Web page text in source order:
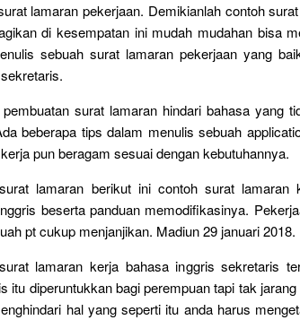
lamaran pekerjaan. Demikianlah contoh
di kesempatan ini mudah mudahan bisa
sebuah surat lamaran pekerjaan yang
pembuatan surat lamaran hindari bahasa yang
beberapa tips dalam menulis sebuah
pun beragam sesuai dengan kebutuhannya.
lamaran berikut ini contoh surat lamaran
beserta panduan memodifikasinya.
pt cukup menjanjikan. Madiun 29 januari 2018.
lamaran kerja bahasa inggris sekretaris
itu diperuntukkan bagi perempuan tapi tak
hal yang seperti itu anda harus